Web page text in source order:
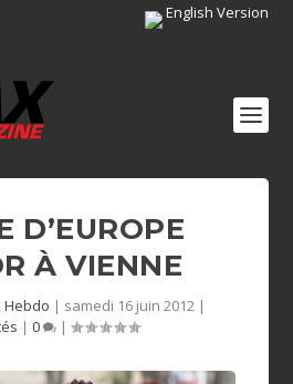
English Version
D’EUROPE
À VIENNE
Hebdo | samedi 16 juin 2012 |
| 0 |